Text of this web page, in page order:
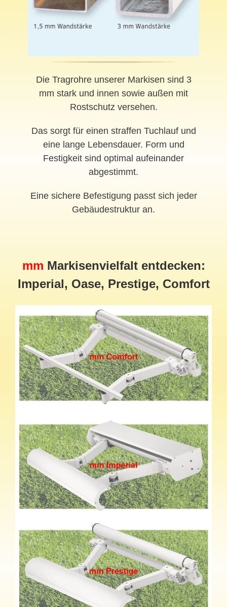
Die Tragrohre unserer Markisen sind 3
mm stark und innen sowie außen mit
Rostschutz versehen.
Das sorgt für einen straffen Tuchlauf und
eine lange Lebensdauer. Form und
Festigkeit sind optimal aufeinander
abgestimmt.
Eine sichere Befestigung passt sich jeder
Gebäudestruktur an.
mm Markisenvielfalt entdecken:
Imperial, Oase, Prestige, Comfort